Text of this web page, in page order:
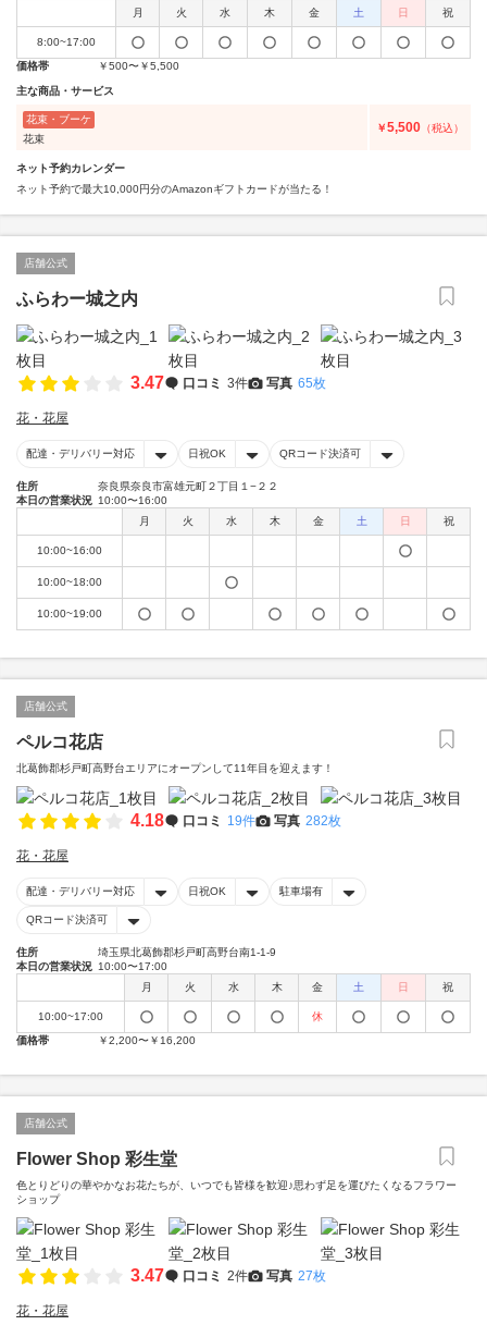
月
火 水 木 金 土 日 祝
8:00~17:00
価格帯
￥500〜￥5,500
主な商品・サービス
花束・ブーケ
花束
￥5,500 （税込）
ネット予約カレンダー
ネット予約で最大10,000円分のAmazonギフトカードが当たる！
店舗公式
ふらわー城之内
3.47 口コミ 3件 写真 65枚
花・花屋
配達・デリバリー対応 日祝OK QRコード決済可
住所
奈良県奈良市富雄元町２丁目１−２２
本日の営業状況 10:00〜16:00
月
火 水 木 金 土 日 祝
10:00~16:00
10:00~18:00
10:00~19:00
店舗公式
ペルコ花店
北葛飾郡杉戸町高野台エリアにオープンして11年目を迎えます！
4.18 口コミ 19件 写真 282枚
花・花屋
配達・デリバリー対応 日祝OK 駐車場有
QRコード決済可
住所
埼玉県北葛飾郡杉戸町高野台南1-1-9
本日の営業状況 10:00〜17:00
月
火 水 木 金 土 日 祝
10:00~17:00
休
価格帯
￥2,200〜￥16,200
店舗公式
Flower Shop 彩生堂
色とりどりの華やかなお花たちが、いつでも皆様を歓迎♪思わず足を運びたくなるフラワー
ショップ
3.47 口コミ 2件 写真 27枚
花・花屋